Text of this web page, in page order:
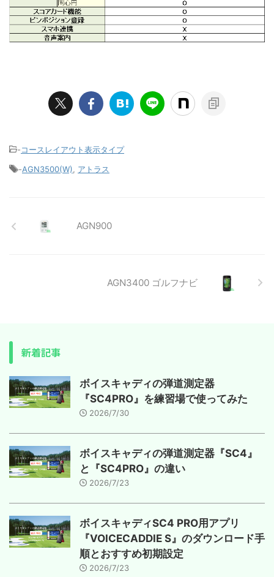
-コースレイアウト表示タイプ
-AGN3500(W), アトラス
AGN900
AGN3400 ゴルフナビ
新着記事
ボイスキャディの弾道測定器
『SC4PRO』を練習場で使ってみた
2026/7/30
ボイスキャディの弾道測定器『SC4』
と『SC4PRO』の違い
2026/7/23
ボイスキャディSC4 PRO用アプリ
『VOICECADDIE S』のダウンロード手
順とおすすめ初期設定
2026/7/23